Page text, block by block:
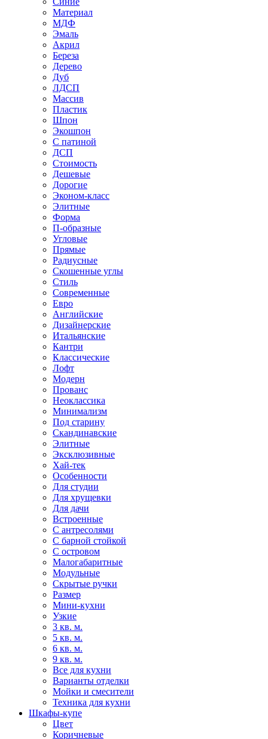
Материал
МДФ
Эмаль
Акрил
Береза
Дерево
Дуб
ЛДСП
Массив
Пластик
Шпон
Экошпон
С патиной
ДСП
Стоимость
Дешевые
Дорогие
Эконом-класс
Элитные
Форма
П-образные
Угловые
Прямые
Радиусные
Скошенные углы
Стиль
Современные
Евро
Английские
Дизайнерские
Итальянские
Кантри
Классические
Лофт
Модерн
Прованс
Неоклассика
Минимализм
Под старину
Скандинавские
Элитные
Эксклюзивные
Хай-тек
Особенности
Для студии
Для хрущевки
Для дачи
Встроенные
С антресолями
С барной стойкой
С островом
Малогабаритные
Модульные
Скрытые ручки
Размер
Мини-кухни
Узкие
3 кв. м.
5 кв. м.
6 кв. м.
9 кв. м.
Все для кухни
Варианты отделки
Мойки и смесители
Техника для кухни
Шкафы-купе
Цвет
Коричневые